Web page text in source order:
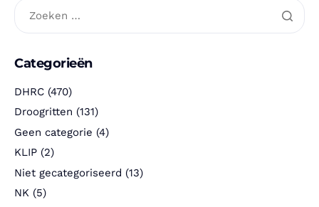
Categorieën
DHRC (470)
Droogritten (131)
Geen categorie (4)
KLIP (2)
Niet gecategoriseerd (13)
NK (5)